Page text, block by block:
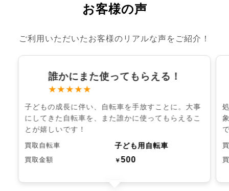
お客様の声
ご利用いただいたお客様のリアルな声をご紹介！
誰かにまた使ってもらえる！
★★★★★
子どもの成長に伴い、自転車を手放すことに。大事
にしてきた自転車を、また誰かに使ってもらえるこ
とが嬉しいです！
買取自転車 子ども用自転車
買取金額 ￥500